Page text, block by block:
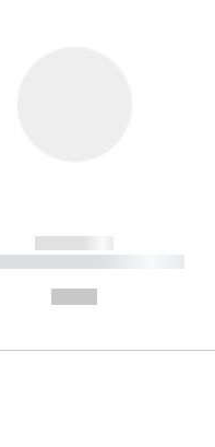
------------
----------- ----------